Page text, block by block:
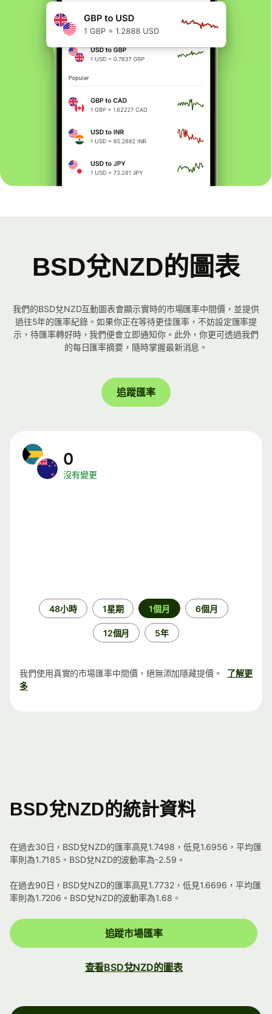
BSD兌NZD的圖表
我們的BSD兌NZD互動圖表會顯示實時的市場匯率中間價，並提供
過往5年的匯率紀錄。如果你正在等待更佳匯率，不妨設定匯率提
示，待匯率轉好時，我們便會立即通知你。此外，你更可透過我們
的每日匯率摘要，隨時掌握最新消息。
追蹤匯率
0
沒有變更
48小時 1星期 1個月 6個月
12個月 5年
我們使用真實的市場匯率中間價，絕無添加隱藏提價。
了解更
多
BSD兌NZD的統計資料
在過去30日，BSD兌NZD的匯率高見1.7498，低見1.6956，平均匯
率則為1.7185。BSD兌NZD的波動率為-2.59。
在過去90日，BSD兌NZD的匯率高見1.7732，低見1.6696，平均匯
率則為1.7206。BSD兌NZD的波動率為1.68。
追蹤市場匯率
查看BSD兌NZD的圖表